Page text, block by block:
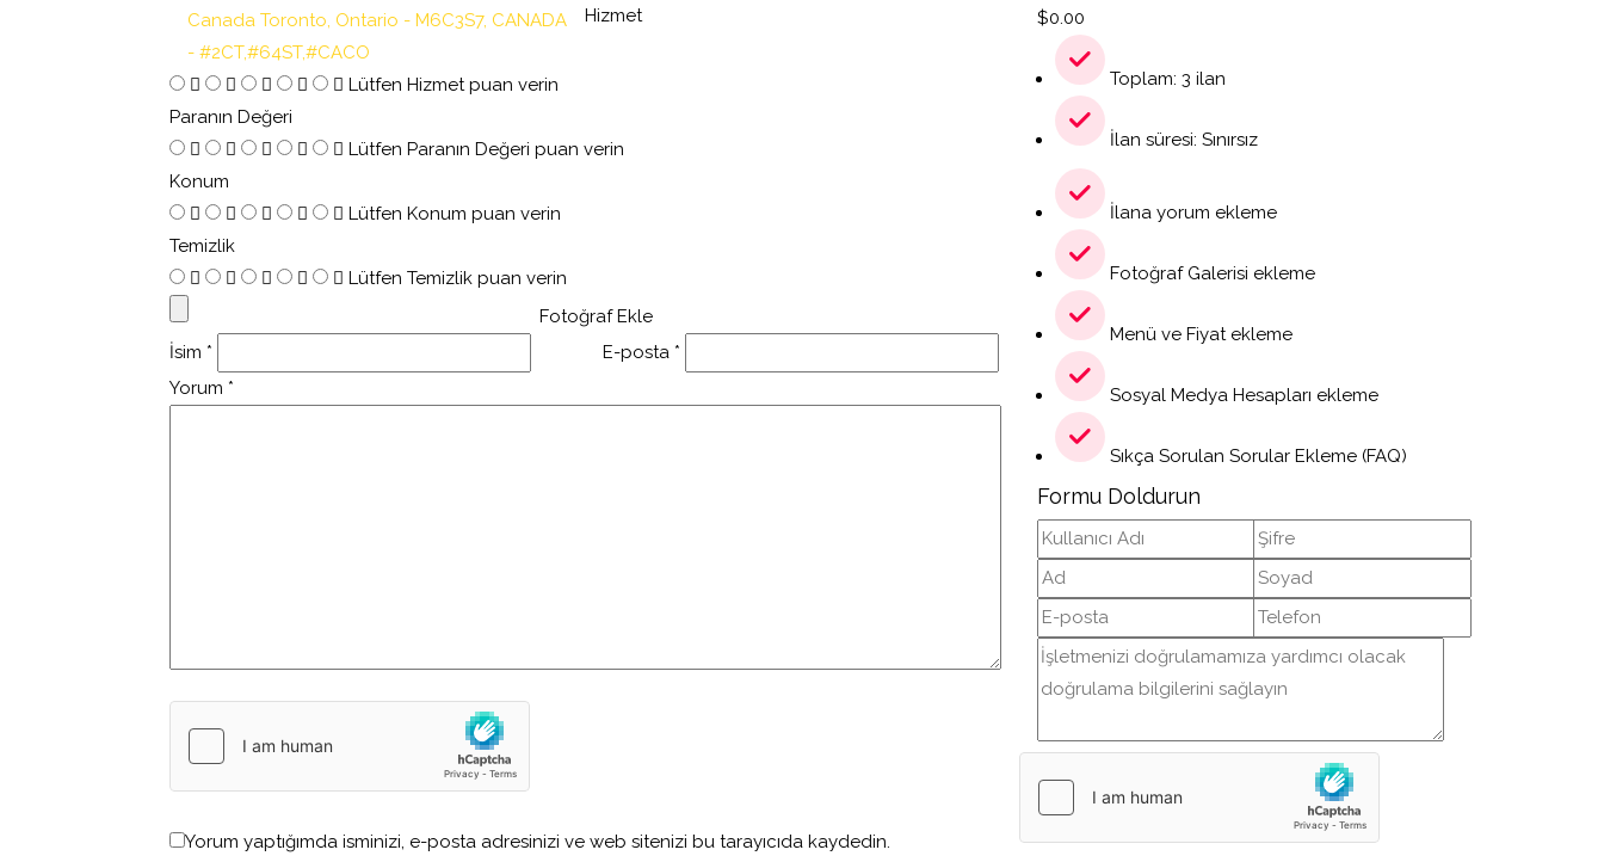
Canada Toronto, Ontario - M6C3S7, CANADA
- #2CT,#64ST,#CACO
Hizmet
Lütfen Hizmet puan verin
Paranın Değeri
Lütfen Paranın Değeri puan verin
Konum
Lütfen Konum puan verin
Temizlik
Lütfen Temizlik puan verin
Fotoğraf Ekle
İsim * E-posta *
Yorum *
Yorum yaptığımda isminizi, e-posta adresinizi ve web sitenizi bu tarayıcıda kaydedin.
$0.00
Toplam: 3 ilan
İlan süresi: Sınırsız
İlana yorum ekleme
Fotoğraf Galerisi ekleme
Menü ve Fiyat ekleme
Sosyal Medya Hesapları ekleme
Sıkça Sorulan Sorular Ekleme (FAQ)
Formu Doldurun